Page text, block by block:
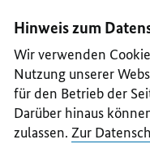
II
III
IV
V
Hinweis zum
Wir verwenden
Nutzung unserer
für den Betrieb der
Darüber hinaus
zulassen. Zur